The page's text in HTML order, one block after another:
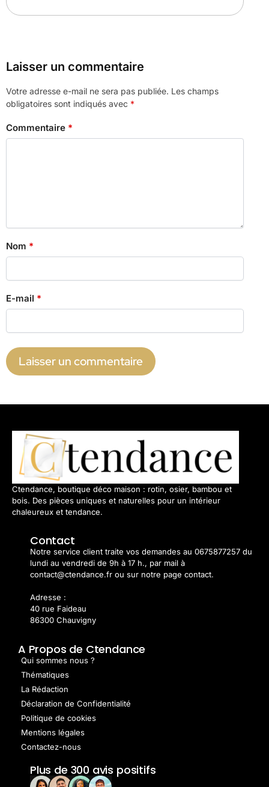
Laisser un commentaire
Votre adresse e-mail ne sera pas publiée. Les champs
obligatoires sont indiqués avec *
Commentaire *
Nom *
E-mail *
Ctendance, boutique déco maison : rotin, osier, bambou et
bois. Des pièces uniques et naturelles pour un intérieur
chaleureux et tendance.
Contact
Notre service client traite vos demandes au 0675877257 du
lundi au vendredi de 9h à 17 h., par mail à
contact@ctendance.fr ou sur notre page contact.
Adresse :
40 rue Faideau
86300 Chauvigny
A Propos de Ctendance
Qui sommes nous ?
Thématiques
La Rédaction
Déclaration de Confidentialité
Politique de cookies
Mentions légales
Contactez-nous
Plus de 300 avis positifs